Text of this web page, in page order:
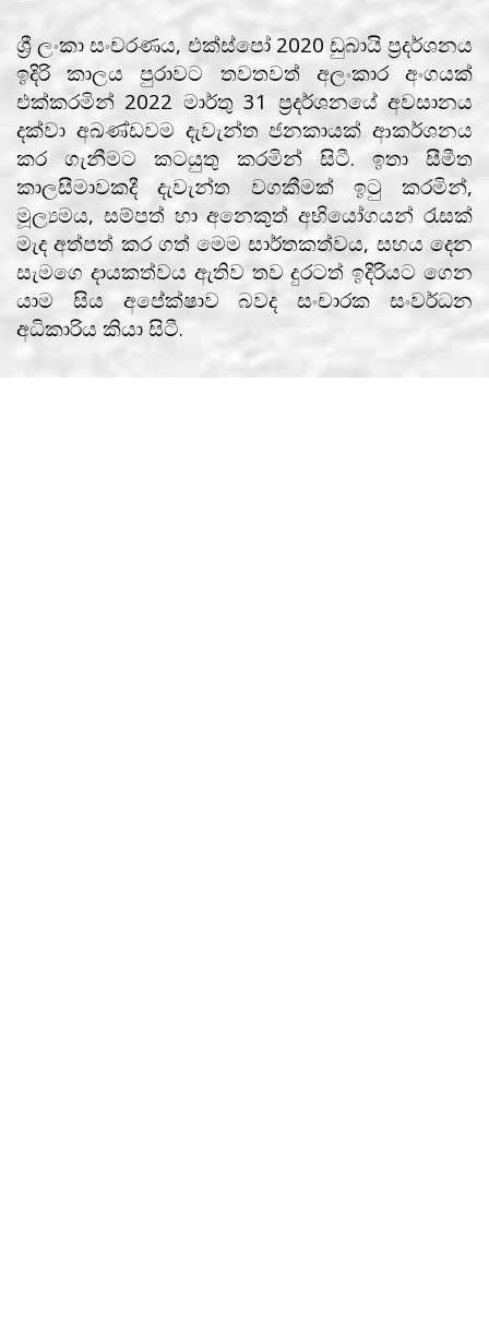
ශ්‍රී ලංකා සංචරණය, එක්ස්පෝ 2020 ඩුබායි ප්‍රදර්ශනය
ඉදිරි කාලය පුරාවට තවතවත් අලංකාර අංගයක්
එක්කරමින් 2022 මාර්තු 31 ප්‍රදර්ශනයේ අවසානය
දක්වා අඛණ්ඩවම දැවැන්ත ජනකායක් ආකර්ශනය
කර ගැනීමට කටයුතු කරමින් සිටී. ඉතා සීමීත
කාලසීමාවකදී දැවැන්ත වගකීමක් ඉටු කරමින්,
මූල්‍යමය, සම්පත් හා අනෙකුත් අභියෝගයන් රැසක්
මැද අත්පත් කර ගත් මෙම සාර්තකත්වය, සහය දෙන
සැමගෙ දායකත්වය ඇතිව තව දුරටත් ඉදිරියට ගෙන
යාම සිය අපේක්ෂාව බවද සංචාරක සංවර්ධන
අධිකාරිය කියා සිටී.